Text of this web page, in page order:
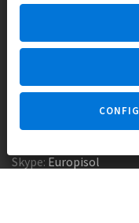
Agencia inmobiliaria
Empresa constructora
Skype: Europisol